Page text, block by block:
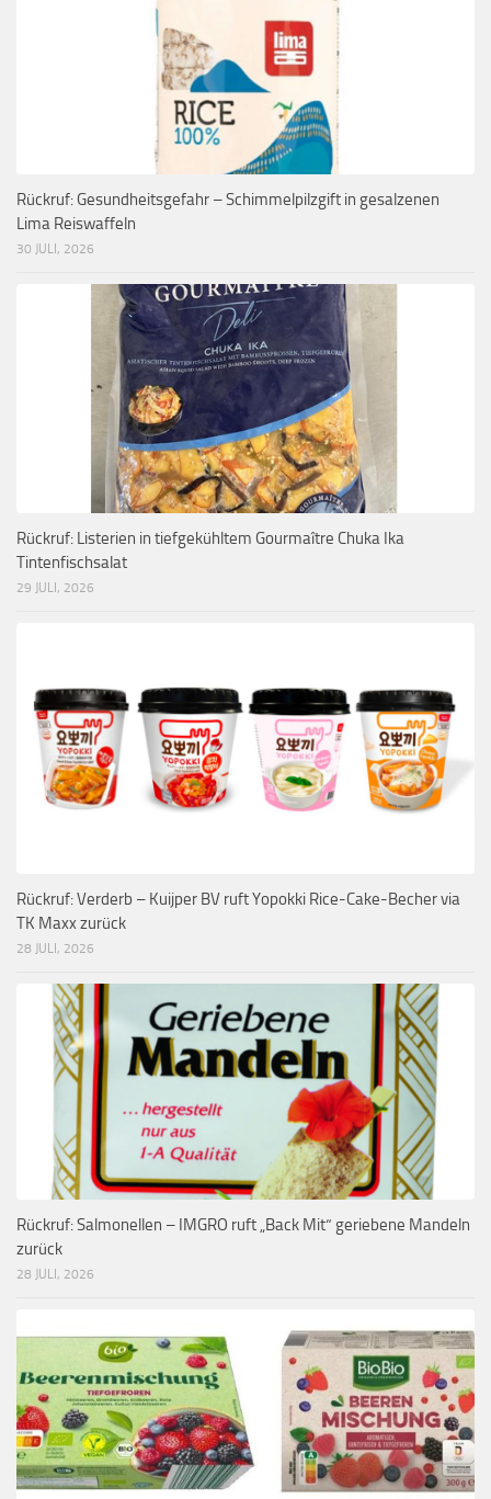
Rückruf: Gesundheitsgefahr – Schimmelpilzgift in gesalzenen
Lima Reiswaffeln
30 JULI, 2026
Rückruf: Listerien in tiefgekühltem Gourmaître Chuka Ika
Tintenfischsalat
29 JULI, 2026
Rückruf: Verderb – Kuijper BV ruft Yopokki Rice-Cake-Becher via
TK Maxx zurück
28 JULI, 2026
Rückruf: Salmonellen – IMGRO ruft „Back Mit“ geriebene Mandeln
zurück
28 JULI, 2026